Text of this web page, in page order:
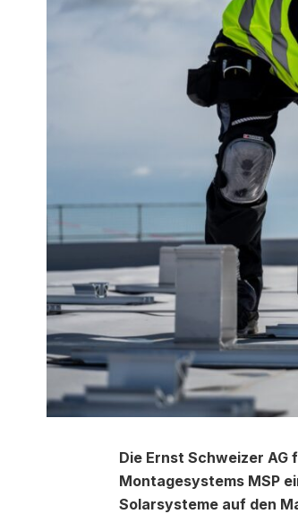
Die Ernst Schweizer
Montagesystems MSP
Solarsysteme auf den